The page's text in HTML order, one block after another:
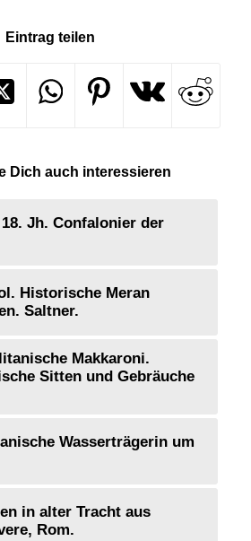
Eintrag teilen
Dich auch interessieren
18. Jh. Confalonier der
Historische Meran
Saltner.
Makkaroni.
Sitten und Gebräuche
Wasserträgerin um
in alter Tracht aus
Rom.